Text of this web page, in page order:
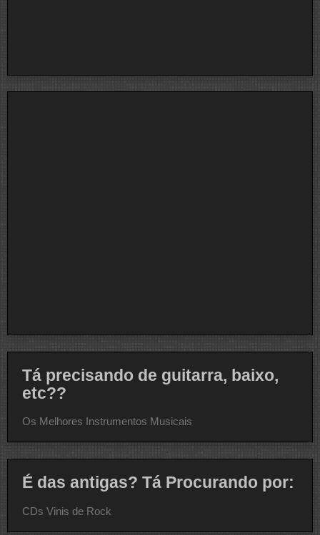
Tá precisando de guitarra, baixo,
etc??
Os Melhores Instrumentos Musicais
É das antigas? Tá Procurando por:
CDs Vinis de Rock